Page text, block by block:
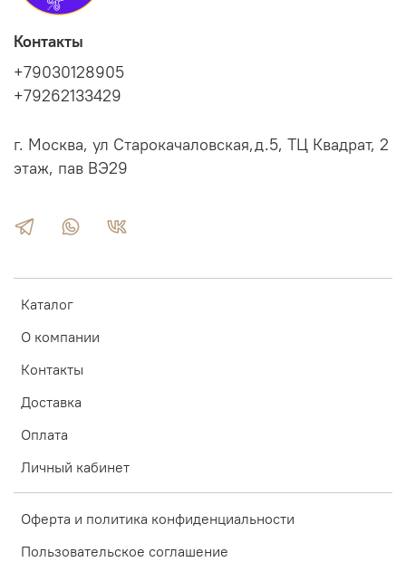
Каталог
О компании
Контакты
Доставка
Оплата
Личный кабинет
Оферта и политика конфиденциальности
Пользовательское соглашение
Контакты
+79030128905
+79262133429
г. Москва, ул Старокачаловская,д.5, ТЦ Квадрат, 2
этаж, пав ВЭ29